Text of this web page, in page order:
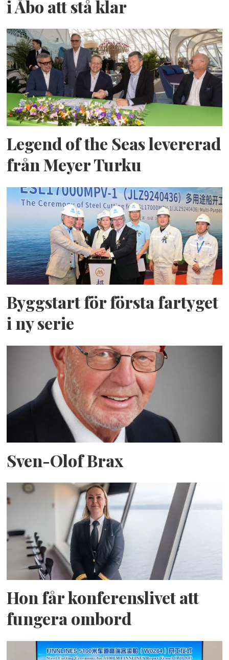
i Åbo att stå klar
Legend of the Seas levererad
från Meyer Turku
Byggstart för första fartyget
i ny serie
Sven-Olof Brax
Hon får konferenslivet att
fungera ombord